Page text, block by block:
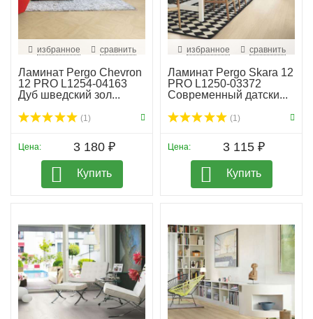
избранное сравнить
Ламинат Pergo Chevron
12 PRO L1254-04163
Дуб шведский зол...
(1)
Цена: 3 180 ₽
Купить
избранное сравнить
Ламинат Pergo Skara 12
PRO L1250-03372
Современный датски...
(1)
Цена: 3 115 ₽
Купить